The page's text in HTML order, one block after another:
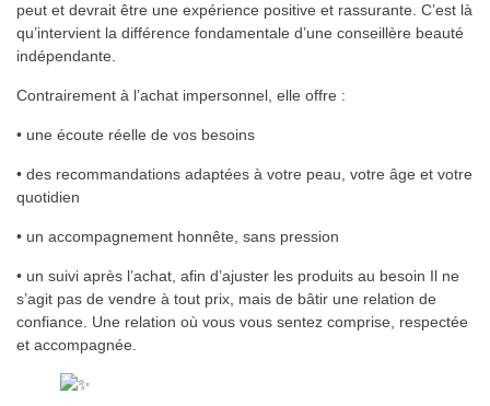
peut et devrait être une expérience positive et rassurante. C’est là
qu’intervient la différence fondamentale d’une conseillère beauté
indépendante.
Contrairement à l’achat impersonnel, elle offre :
• une écoute réelle de vos besoins
• des recommandations adaptées à votre peau, votre âge et votre
quotidien
• un accompagnement honnête, sans pression
• un suivi après l’achat, afin d’ajuster les produits au besoin Il ne
s’agit pas de vendre à tout prix, mais de bâtir une relation de
confiance. Une relation où vous vous sentez comprise, respectée
et accompagnée.